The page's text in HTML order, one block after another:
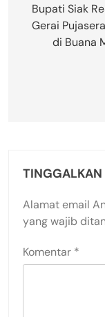
pos
Bupati Siak
Gerai
di Buana
TINGGALKAN
Alamat email
yang wajib
Komentar *